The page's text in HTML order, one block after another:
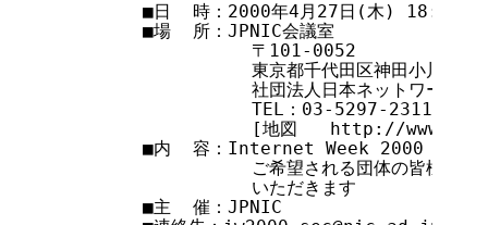
■日  時：2000年4月27日(木) 18:00～
        ■場  所：JPNIC会議室
                  〒101-0052
東京都千代田区神田小川町1-
社団法人日本ネットワークイ
                  TEL：03-5297-2311
[地図   http://
■内  容：Internet Week 2000 の開催
ご希望される団体の皆様へ
                  いただきます
        ■主  催：JPNIC